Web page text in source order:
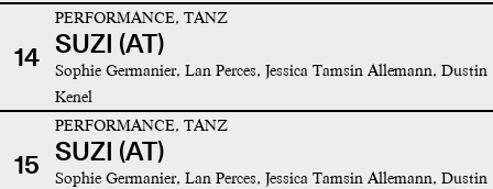
14
PERFORMANCE, TANZ
SUZI (AT)
Sophie Germanier, Lan Perces, Jessica Tamsin Allemann, Dustin
Kenel
15
PERFORMANCE, TANZ
SUZI (AT)
Sophie Germanier, Lan Perces, Jessica Tamsin Allemann, Dustin